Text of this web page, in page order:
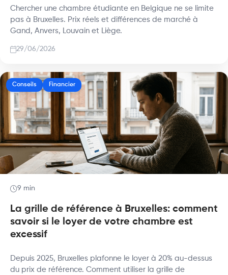
Chercher une chambre étudiante en Belgique ne se limite
pas à Bruxelles. Prix réels et différences de marché à
Gand, Anvers, Louvain et Liège.
29/06/2026
Conseils Financier
9 min
La grille de référence à Bruxelles: comment
savoir si le loyer de votre chambre est
excessif
Depuis 2025, Bruxelles plafonne le loyer à 20% au-dessus
du prix de référence. Comment utiliser la grille de